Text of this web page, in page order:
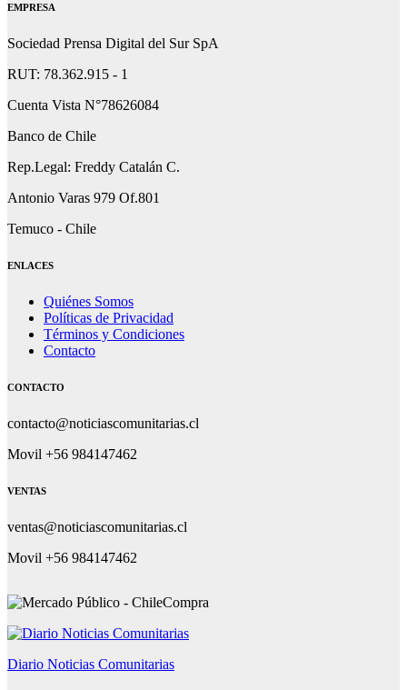
EMPRESA
Sociedad Prensa Digital del Sur SpA
RUT: 78.362.915 - 1
Cuenta Vista N°78626084
Banco de Chile
Rep.Legal: Freddy Catalán C.
Antonio Varas 979 Of.801
Temuco - Chile
ENLACES
Quiénes Somos
Políticas de Privacidad
Términos y Condiciones
Contacto
CONTACTO
contacto@noticiascomunitarias.cl
Movil +56 984147462
VENTAS
ventas@noticiascomunitarias.cl
Movil +56 984147462
Diario Noticias Comunitarias